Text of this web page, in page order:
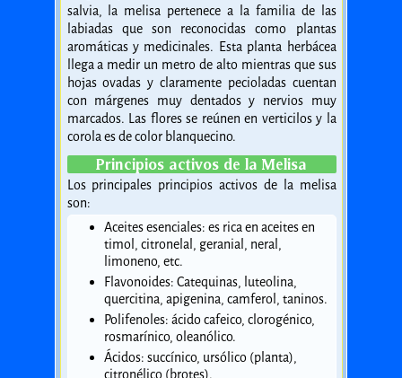
salvia, la melisa pertenece a la familia de las
labiadas que son reconocidas como plantas
aromáticas y medicinales. Esta planta herbácea
llega a medir un metro de alto mientras que sus
hojas ovadas y claramente pecioladas cuentan
con márgenes muy dentados y nervios muy
marcados. Las flores se reúnen en verticilos y la
corola es de color blanquecino.
Principios activos de la Melisa
Los principales principios activos de la melisa
son:
Aceites esenciales: es rica en aceites en
timol, citronelal, geranial, neral,
limoneno, etc.
Flavonoides: Catequinas, luteolina,
quercitina, apigenina, camferol, taninos.
Polifenoles: ácido cafeico, clorogénico,
rosmarínico, oleanólico.
Ácidos: succínico, ursólico (planta),